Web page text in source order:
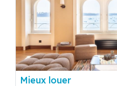
Mieux louer